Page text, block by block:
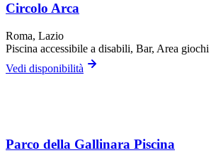
Circolo Arca
Roma, Lazio
Piscina accessibile a disabili, Bar, Area giochi
Vedi disponibilità
Parco della Gallinara Piscina